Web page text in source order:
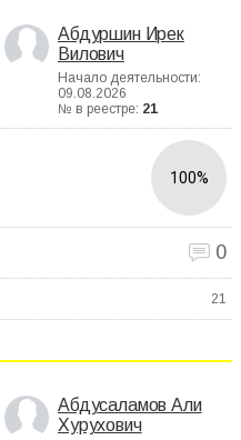
Абдуршин Ирек
Вилович
Начало деятельности:
09.08.2026
№ в реестре: 21
100%
0
21
Абдусаламов Али
Хурухович